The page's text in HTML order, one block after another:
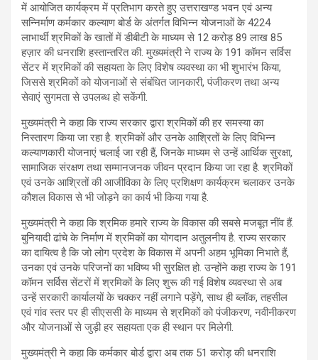
में आयोजित कार्यक्रम में प्रतिभाग करते हुए उत्तराखण्ड भवन एवं अन्य
सन्निर्माण कर्मकार कल्याण बोर्ड के अंतर्गत विभिन्न योजनाओं के 4224
लाभार्थी श्रमिकों के खातों में डीबीटी के माध्यम से 12 करोड़ 89 लाख 85
हज़ार की धनराशि हस्तान्तरित की. मुख्यमंत्री ने राज्य के 191 कॉमन सर्विस
सेंटर में श्रमिकों की सहायता के लिए विशेष व्यवस्था का भी शुभारंभ किया,
जिससे श्रमिकों को योजनाओं से संबंधित जानकारी, पंजीकरण तथा अन्य
सेवाएं सुगमता से उपलब्ध हो सकेंगी.
मुख्यमंत्री ने कहा कि राज्य सरकार द्वारा श्रमिकों की हर समस्या का
निस्तारण किया जा रहा है. श्रमिकों और उनके आश्रितों के लिए विभिन्न
कल्याणकारी योजनाएं चलाई जा रही हैं, जिनके माध्यम से उन्हें आर्थिक सुरक्षा,
सामाजिक संरक्षण तथा सम्मानजनक जीवन प्रदान किया जा रहा है. श्रमिकों
एवं उनके आश्रितों की आजीविका के लिए प्रशिक्षण कार्यक्रम चलाकर उनके
कौशल विकास से भी जोड़ने का कार्य भी किया गया है.
मुख्यमंत्री ने कहा कि श्रमिक हमारे राज्य के विकास की सबसे मजबूत नींव हैं.
बुनियादी ढांचे के निर्माण में श्रमिकों का योगदान अतुलनीय है. राज्य सरकार
का दायित्व है कि जो लोग प्रदेश के विकास में अपनी अहम भूमिका निभाते हैं,
उनका एवं उनके परिजनों का भविष्य भी सुरक्षित हो. उन्होंने कहा राज्य के 191
कॉमन सर्विस सेंटरों में श्रमिकों के लिए शुरू की गई विशेष व्यवस्था से अब
उन्हें सरकारी कार्यालयों के चक्कर नहीं लगाने पड़ेंगे, साथ ही ब्लॉक, तहसील
एवं गांव स्तर पर ही सीएससी के माध्यम से श्रमिकों को पंजीकरण, नवीनीकरण
और योजनाओं से जुड़ी हर सहायता एक ही स्थान पर मिलेगी.
मुख्यमंत्री ने कहा कि कर्मकार बोर्ड द्वारा अब तक 51 करोड़ की धनराशि